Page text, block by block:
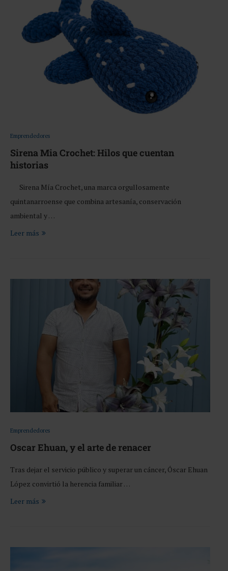
Emprendedores
Sirena Mia Crochet: Hilos que cuentan
historias
Sirena Mía Crochet, una marca orgullosamente
quintanarroense que combina artesanía, conservación
ambiental y …
Leer más
Emprendedores
Oscar Ehuan, y el arte de renacer
Tras dejar el servicio público y superar un cáncer, Óscar Ehuan
López convirtió la herencia familiar …
Leer más